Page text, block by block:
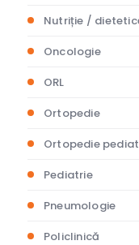
Nutriție /
Oncologie
ORL
Ortopedie
Ortopedie
Pediatrie
Pneumologie
Policlinică